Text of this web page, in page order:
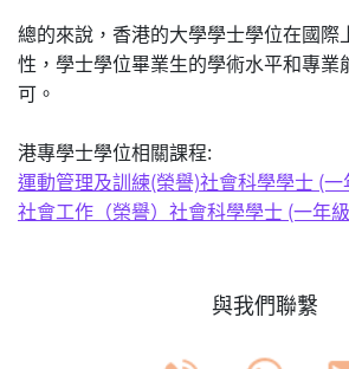
總的來說，香港的大學學士學位在國際
性，學士學位畢業生的學術水平和專業
可。
港專學士學位相關課程:
運動管理及訓練(榮譽)社會科學學士 (一
社會工作（榮譽）社會科學學士 (一年
與我們聯繫